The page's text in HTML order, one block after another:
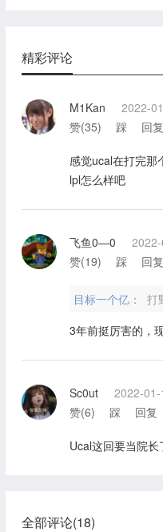
精彩评论
M1Kan
2022-
赞(35) 踩 回复
感觉ucal在打完那
lpl怎么样吧
飞鱼0—0
赞(19) 踩 回复
目标一个亿：
打
3年前挺厉害的，
Sc0ut
2022-
赞(6) 踩 回复
Ucal这回要当院长
全部评论(18)